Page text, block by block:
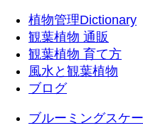
植物管理Dictionary
観葉植物 通販
観葉植物 育て方
風水と観葉植物
ブログ
ブルーミングスケ